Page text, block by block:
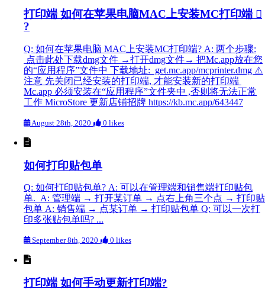
打印端 如何在苹果电脑MAC上安装MC打印端 
?
Q: 如何在苹果电脑 MAC上安装MC打印端? A: 两个步骤:
点击此处下载dmg文件 →打开dmg文件→ 把Mc.app放在您
的“应用程序”文件中 下载地址: get.mc.app/mcprinter.dmg ⚠️
注意 先关闭已经安装的打印端, 才能安装新的打印端
Mc.app 必须安装在“应用程序”文件夹中 ,否则将无法正常
工作 MicroStore 更新店铺招牌 https://kb.mc.app/643447
August 28th, 2020 0 likes
如何打印贴包单
Q: 如何打印贴包单? A: 可以在管理端和销售端打印贴包
单. A: 管理端 → 打开某订单 → 点右上角三个点 → 打印贴
包单 A: 销售端 → 点某订单 → 打印贴包单 Q: 可以一次打
印多张贴包单吗? ...
September 8th, 2020 0 likes
打印端 如何手动更新打印端?